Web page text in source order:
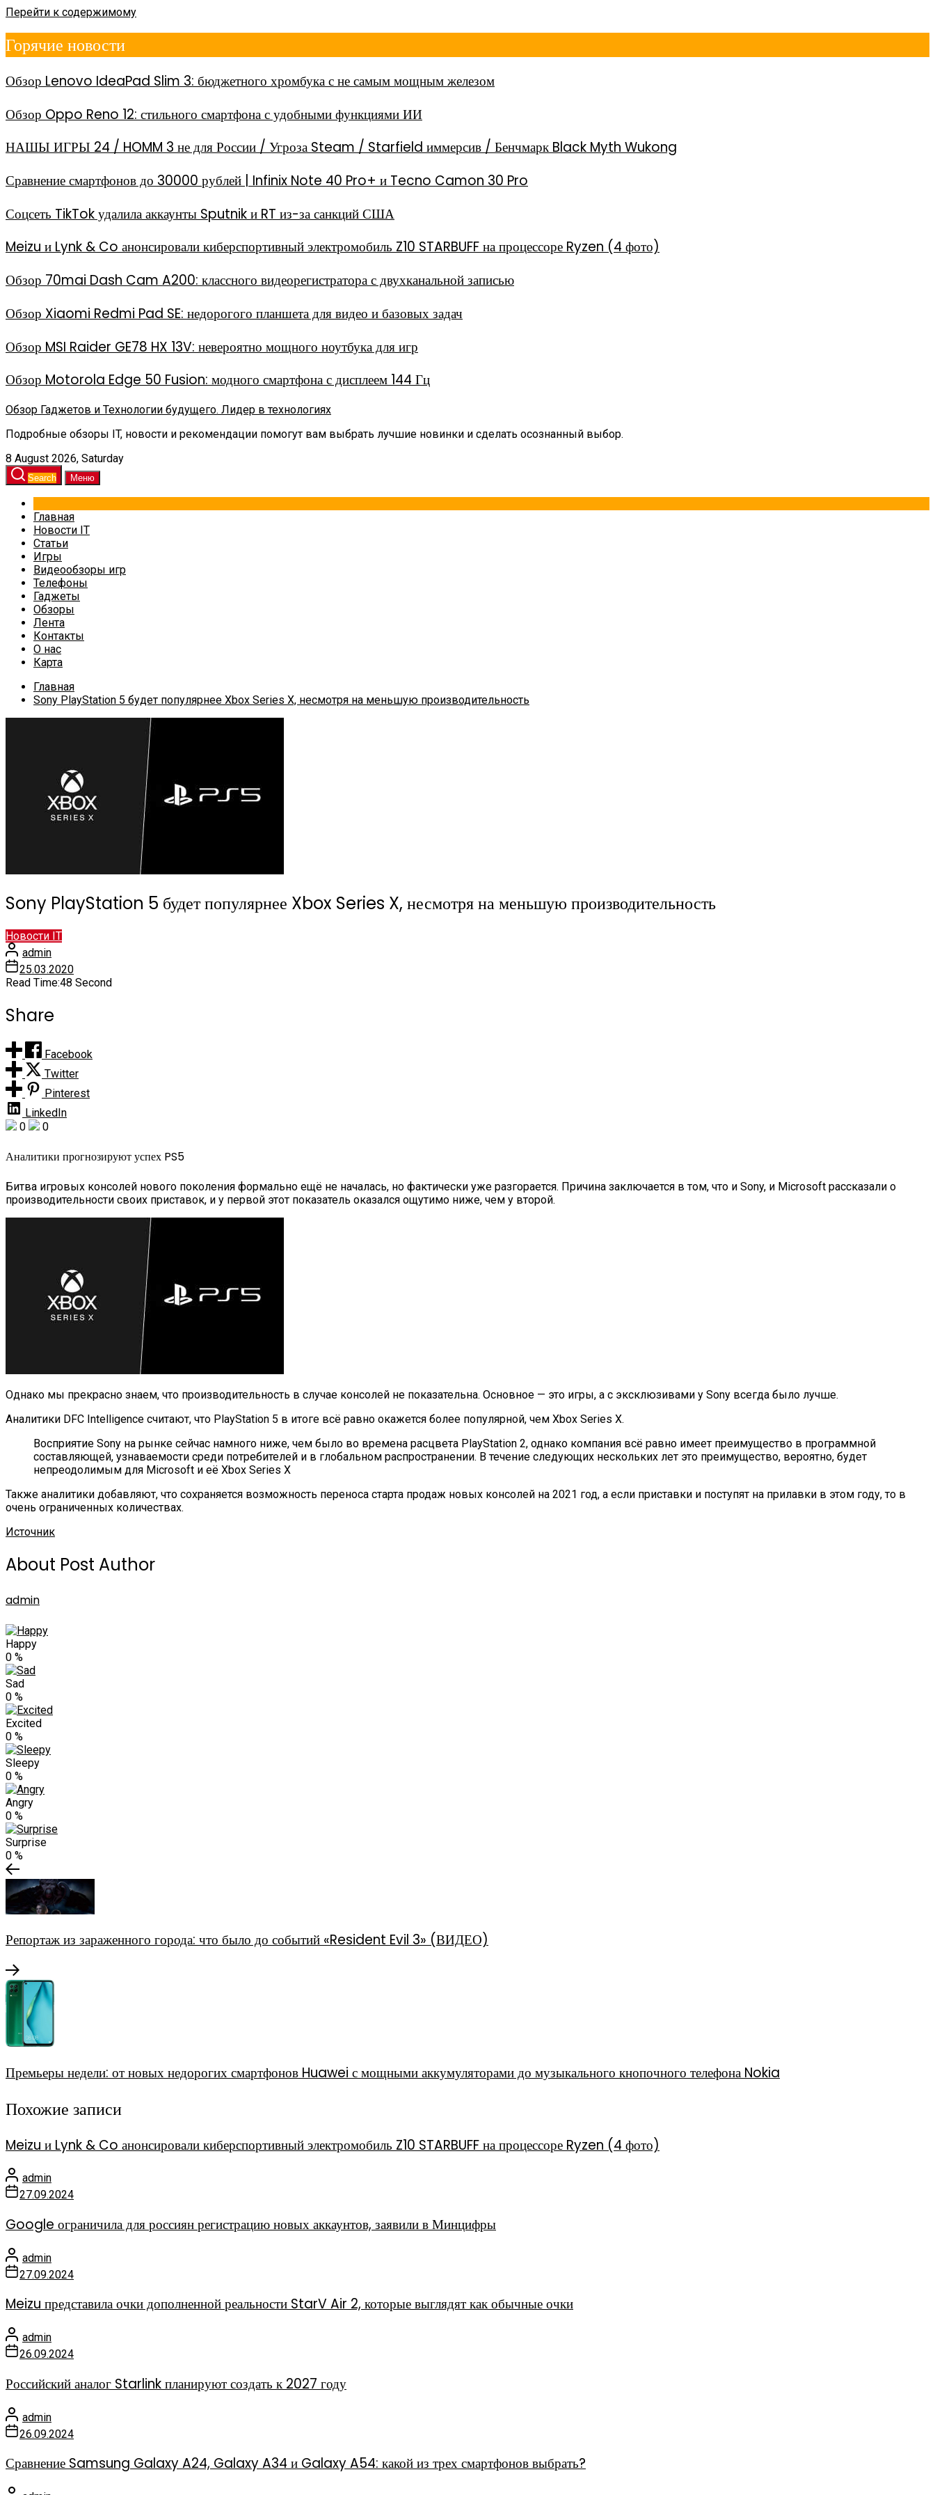
Перейти к содержимому
Горячие новости
Обзор Lenovo IdeaPad Slim 3: бюджетного хромбука с не самым мощным железом
Обзор Oppo Reno 12: стильного смартфона с удобными функциями ИИ
НАШЫ ИГРЫ 24 / HOMM 3 не для России / Угроза Steam / Starfield иммерсив / Бенчмарк Black Myth Wukong
Сравнение смартфонов до 30000 рублей | Infinix Note 40 Pro+ и Tecno Camon 30 Pro
Соцсеть TikTok удалила аккаунты Sputnik и RT из-за санкций США
Meizu и Lynk & Co анонсировали киберспортивный электромобиль Z10 STARBUFF на процессоре Ryzen (4 фото)
Обзор 70mai Dash Cam A200: классного видеорегистратора с двухканальной записью
Обзор Xiaomi Redmi Pad SE: недорогого планшета для видео и базовых задач
Обзор MSI Raider GE78 HX 13V: невероятно мощного ноутбука для игр
Обзор Motorola Edge 50 Fusion: модного смартфона с дисплеем 144 Гц
Обзор Гаджетов и Технологии будущего. Лидер в технологиях
Подробные обзоры IT, новости и рекомендации помогут вам выбрать лучшие новинки и сделать осознанный выбор.
8 August 2026, Saturday
Search Меню
Главная
Новости IT
Статьи
Игры
Видеообзоры игр
Телефоны
Гаджеты
Обзоры
Лента
Контакты
О нас
Карта
Главная
Sony PlayStation 5 будет популярнее Xbox Series X, несмотря на меньшую производительность
Sony PlayStation 5 будет популярнее Xbox Series X, несмотря на меньшую производительность
Новости IT
admin
25.03.2020
Read Time:48 Second
Share
Facebook
Twitter
Pinterest
LinkedIn
0
0
Аналитики прогнозируют успех PS5
Битва игровых консолей нового поколения формально ещё не началась, но фактически уже разгорается. Причина заключается в том, что и Sony, и Microsoft рассказали о
производительности своих приставок, и у первой этот показатель оказался ощутимо ниже, чем у второй.
Однако мы прекрасно знаем, что производительность в случае консолей не показательна. Основное — это игры, а с эксклюзивами у Sony всегда было лучше.
Аналитики DFC Intelligence считают, что PlayStation 5 в итоге всё равно окажется более популярной, чем Xbox Series X.
Восприятие Sony на рынке сейчас намного ниже, чем было во времена расцвета PlayStation 2, однако компания всё равно имеет преимущество в программной
составляющей, узнаваемости среди потребителей и в глобальном распространении. В течение следующих нескольких лет это преимущество, вероятно, будет
непреодолимым для Microsoft и её Xbox Series X
Также аналитики добавляют, что сохраняется возможность переноса старта продаж новых консолей на 2021 год, а если приставки и поступят на прилавки в этом году, то в
очень ограниченных количествах.
Источник
About Post Author
admin
Happy
0 %
Sad
0 %
Excited
0 %
Sleepy
0 %
Angry
0 %
Surprise
0 %
Репортаж из зараженного города: что было до событий «Resident Evil 3» (ВИДЕО)
Премьеры недели: от новых недорогих смартфонов Huawei с мощными аккумуляторами до музыкального кнопочного телефона Nokia
Похожие записи
Meizu и Lynk & Co анонсировали киберспортивный электромобиль Z10 STARBUFF на процессоре Ryzen (4 фото)
admin
27.09.2024
Google ограничила для россиян регистрацию новых аккаунтов, заявили в Минцифры
admin
27.09.2024
Meizu представила очки дополненной реальности StarV Air 2, которые выглядят как обычные очки
admin
26.09.2024
Российский аналог Starlink планируют создать к 2027 году
admin
26.09.2024
Сравнение Samsung Galaxy A24, Galaxy A34 и Galaxy A54: какой из трех смартфонов выбрать?